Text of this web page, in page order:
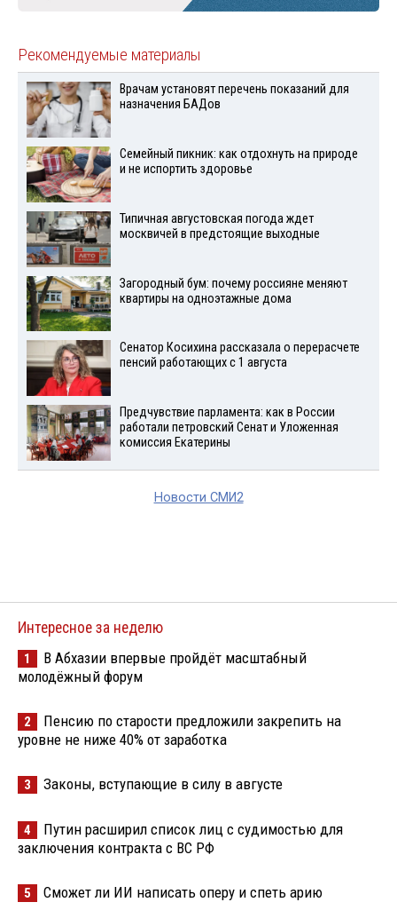
Рекомендуемые материалы
Врачам установят перечень показаний для
назначения БАДов
Семейный пикник: как отдохнуть на природе
и не испортить здоровье
Типичная августовская погода ждет
москвичей в предстоящие выходные
Загородный бум: почему россияне меняют
квартиры на одноэтажные дома
Сенатор Косихина рассказала о перерасчете
пенсий работающих с 1 августа
Предчувствие парламента: как в России
работали петровский Сенат и Уложенная
комиссия Екатерины
Новости СМИ2
Интересное за неделю
1
В Абхазии впервые пройдёт масштабный
молодёжный форум
2
Пенсию по старости предложили закрепить на
уровне не ниже 40% от заработка
3 Законы, вступающие в силу в августе
4
Путин расширил список лиц с судимостью для
заключения контракта с ВС РФ
5 Сможет ли ИИ написать оперу и спеть арию